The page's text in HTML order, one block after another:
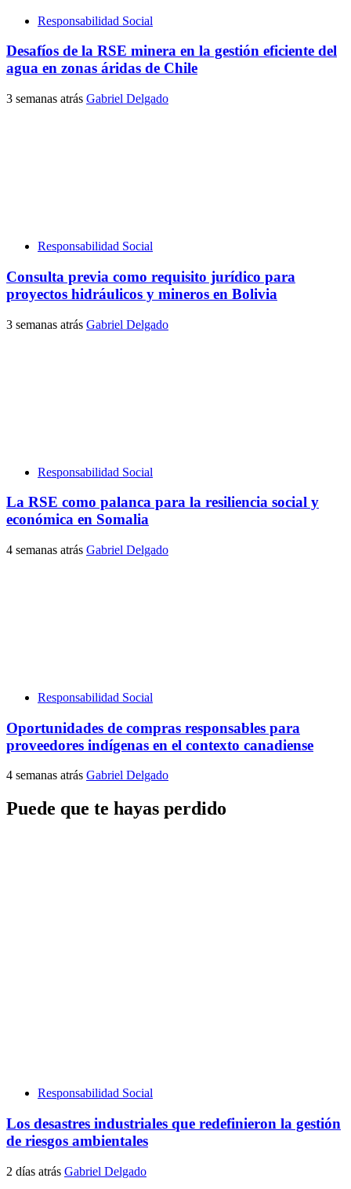
Responsabilidad Social
Desafíos de la RSE minera en la gestión eficiente del
agua en zonas áridas de Chile
3 semanas atrás Gabriel Delgado
Responsabilidad Social
Consulta previa como requisito jurídico para
proyectos hidráulicos y mineros en Bolivia
3 semanas atrás Gabriel Delgado
Responsabilidad Social
La RSE como palanca para la resiliencia social y
económica en Somalia
4 semanas atrás Gabriel Delgado
Responsabilidad Social
Oportunidades de compras responsables para
proveedores indígenas en el contexto canadiense
4 semanas atrás Gabriel Delgado
Puede que te hayas perdido
Responsabilidad Social
Los desastres industriales que redefinieron la gestión
de riesgos ambientales
2 días atrás Gabriel Delgado